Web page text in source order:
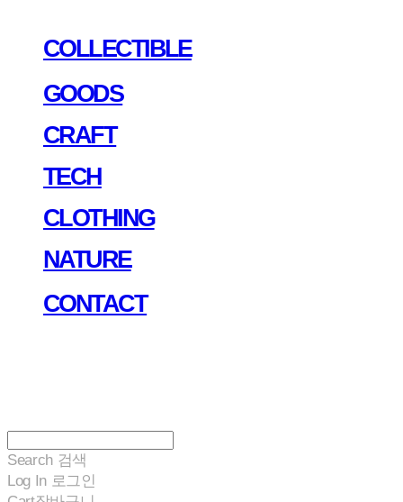
COLLECTIBLE
GOODS
CRAFT
TECH
CLOTHING
NATURE
CONTACT
Search 검색
Log In 로그인